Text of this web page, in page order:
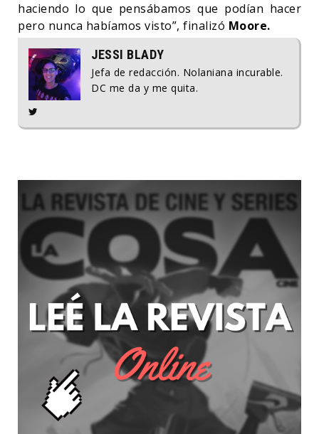
haciendo lo que pensábamos que podían hacer
pero nunca habíamos visto”, finalizó Moore.
JESSI BLADY
Jefa de redacción. Nolaniana incurable.
DC me da y me quita.